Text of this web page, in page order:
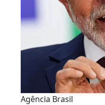
Agência Brasil